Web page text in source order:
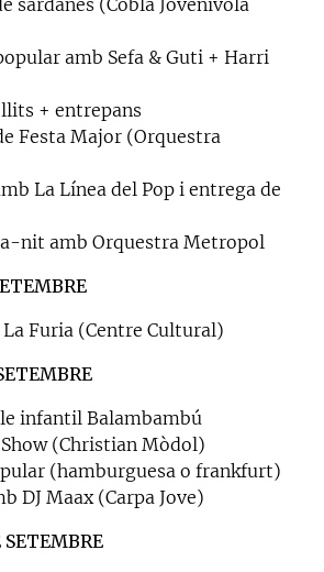
amb Sefa & Guti + Harri
+ entrepans
Festa Major (Orquestra
La Línea del Pop i entrega de
nit amb Orquestra Metropol
Furia (Centre Cultural)
infantil Balambambú
(Christian Mòdol)
(hamburguesa o frankfurt)
DJ Maax (Carpa Jove)
SETEMBRE